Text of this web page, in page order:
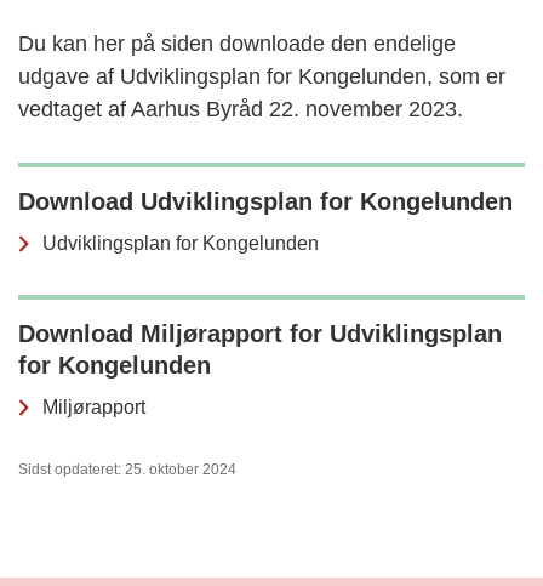
Du kan her på siden downloade den endelige
udgave af Udviklingsplan for Kongelunden, som er
vedtaget af Aarhus Byråd 22. november 2023.
Download Udviklingsplan for Kongelunden
Udviklingsplan for Kongelunden
Download Miljørapport for Udviklingsplan
for Kongelunden
Miljørapport
Sidst opdateret: 25. oktober 2024